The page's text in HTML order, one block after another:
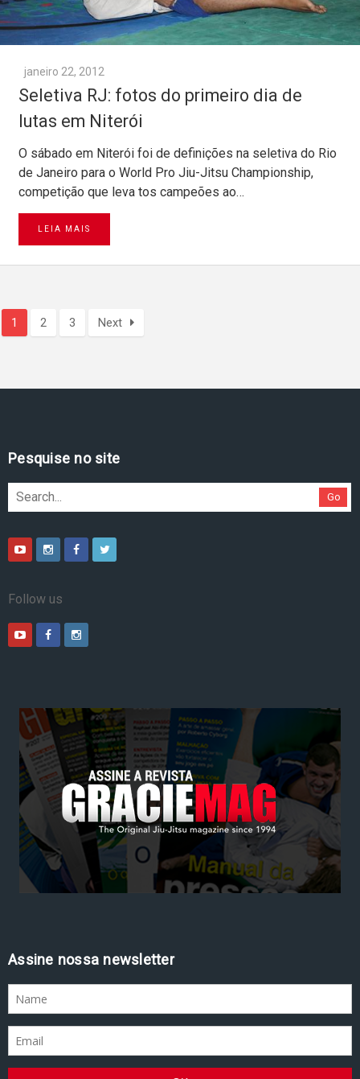
janeiro 22, 2012
Seletiva RJ: fotos do primeiro dia de
lutas em Niterói
O sábado em Niterói foi de definições na seletiva do Rio
de Janeiro para o World Pro Jiu-Jitsu Championship,
competição que leva tos campeões ao…
LEIA MAIS
1 2 3 Next
Pesquise no site
Go
Follow us
Assine nossa newsletter